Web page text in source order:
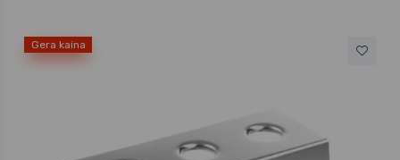
Gera kaina